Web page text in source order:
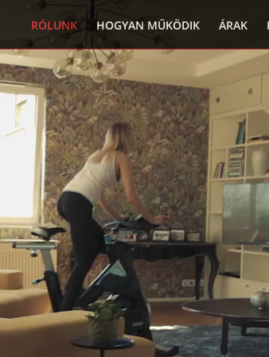
RÓLUNK HOGYAN MŰKÖDIK ÁRAK